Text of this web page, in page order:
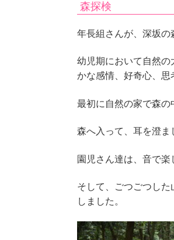
森探検
年長組さんが、深坂の
幼児期において自然
かな感情、好奇心、思
最初に自然の家で森
森へ入って、耳を澄ま
園児さん達は、音で楽
そして、ごつごつし
しました。